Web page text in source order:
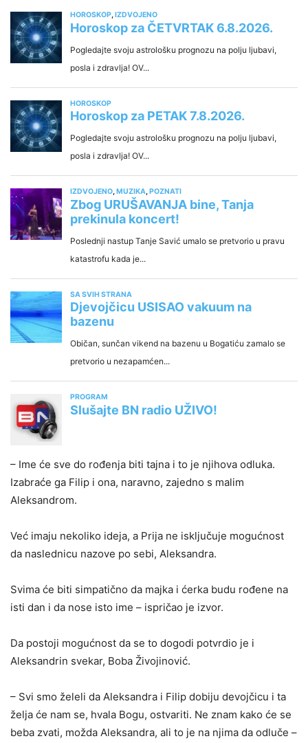
– Ime će sve do rođenja biti tajna i to je njihova odluka.
Izabraće ga Filip i ona, naravno, zajedno s malim
Aleksandrom.
Već imaju nekoliko ideja, a Prija ne isključuje mogućnost
da naslednicu nazove po sebi, Aleksandra.
Svima će biti simpatično da majka i ćerka budu rođene na
isti dan i da nose isto ime – ispričao je izvor.
Da postoji mogućnost da se to dogodi potvrdio je i
Aleksandrin svekar, Boba Živojinović.
– Svi smo želeli da Aleksandra i Filip dobiju devojčicu i ta
želja će nam se, hvala Bogu, ostvariti. Ne znam kako će se
beba zvati, možda Aleksandra, ali to je na njima da odluče –